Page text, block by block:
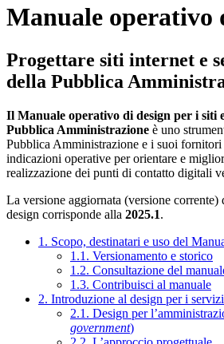
Manuale operativo
Progettare siti internet e
della Pubblica
Il Manuale operativo di design per i siti
Pubblica Amministrazione è uno
Pubblica Amministrazione e i suoi
indicazioni operative per orientare e
realizzazione dei punti di contatto digitali
La versione aggiornata (versione
design corrisponde alla 2025.1.
1. Scopo, destinatari e uso del
1.1. Versionamento e storico
1.2. Consultazione del
1.3. Contribuisci al manuale
2. Introduzione al design per i
2.1. Design per
government)